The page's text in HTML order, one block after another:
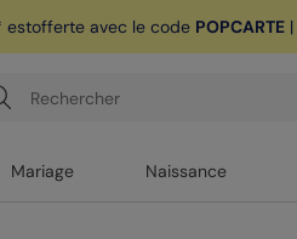
estofferte avec le code POPCARTE|
Mariage Naissance